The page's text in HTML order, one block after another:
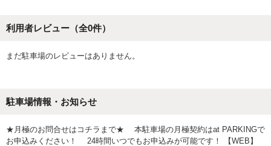
利用者レビュー（全0件）
まだ駐車場のレビューはありません。
駐車場情報・お知らせ
★月極のお問合せはコチラまで★ 本駐車場の月極契約はat PARKINGで
お申込みください！ 24時間いつでもお申込みが可能です！ 【WEB】